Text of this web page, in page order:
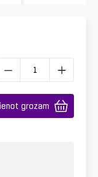
grozam